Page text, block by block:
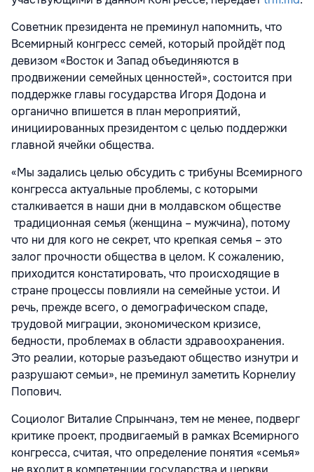
Советник президента не преминул напомнить, что
Всемирный конгресс семей, который пройдёт под
девизом «Восток и Запад объединяются в
продвижении семейных ценностей», состоится при
поддержке главы государства Игоря Додона и
органично впишется в план мероприятий,
инициированных президентом с целью поддержки
главной ячейки общества.
«Мы задались целью обсудить с трибуны Всемирного
конгресса актуальные проблемы, с которыми
сталкивается в наши дни в молдавском обществе
традиционная семья (женщина – мужчина), потому
что ни для кого не секрет, что крепкая семья – это
залог прочности общества в целом. К сожалению,
приходится констатировать, что происходящие в
стране процессы повлияли на семейные устои. И
речь, прежде всего, о демографическом спаде,
трудовой миграции, экономическом кризисе,
бедности, проблемах в области здравоохранения.
Это реалии, которые разъедают общество изнутри и
разрушают семьи», не преминул заметить Корнелиу
Попович.
Социолог Виталие Спрынчанэ, тем не менее, подверг
критике проект, продвигаемый в рамках Всемирного
конгресса, считая, что определение понятия «семья»